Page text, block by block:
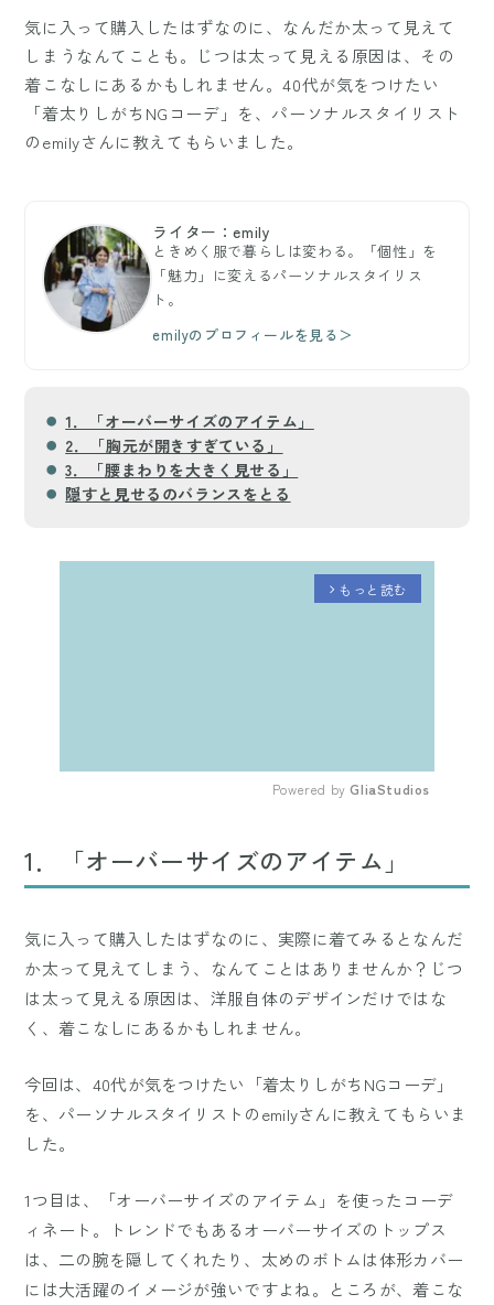
気に入って購入したはずなのに、なんだか太って見えて
しまうなんてことも。じつは太って見える原因は、その
着こなしにあるかもしれません。40代が気をつけたい
「着太りしがちNGコーデ」を、パーソナルスタイリスト
のemilyさんに教えてもらいました。
ライター：emily
ときめく服で暮らしは変わる。「個性」を
「魅力」に変えるパーソナルスタイリス
ト。
emilyのプロフィールを見る＞
1．「オーバーサイズのアイテム」
2．「胸元が開きすぎている」
3．「腰まわりを大きく見せる」
隠すと見せるのバランスをとる
Powered by GliaStudios
1．「オーバーサイズのアイテム」
気に入って購入したはずなのに、実際に着てみるとなんだ
か太って見えてしまう、なんてことはありませんか？じつ
は太って見える原因は、洋服自体のデザインだけではな
く、着こなしにあるかもしれません。
今回は、40代が気をつけたい「着太りしがちNGコーデ」
を、パーソナルスタイリストのemilyさんに教えてもらいま
した。
1つ目は、「オーバーサイズのアイテム」を使ったコーデ
ィネート。トレンドでもあるオーバーサイズのトップス
は、二の腕を隠してくれたり、太めのボトムは体形カバー
には大活躍のイメージが強いですよね。ところが、着こな